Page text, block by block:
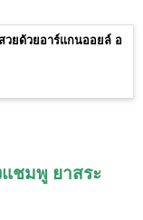
วยด้วยอาร์แกนออยล์ อ
ชมพู ยาสระ